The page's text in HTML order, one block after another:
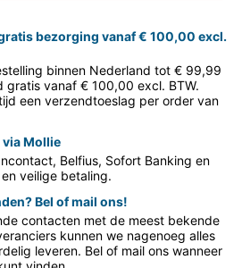
bezorging vanaf € 100,00 excl.
binnen Nederland tot € 99,99
gratis vanaf € 100,00 excl. BTW.
een verzendtoeslag per order van
Mollie
Belfius, Sofort Banking en
veilige betaling.
Bel of mail ons!
contacten met de meest bekende
kunnen we nagenoeg alles
leveren. Bel of mail ons wanneer